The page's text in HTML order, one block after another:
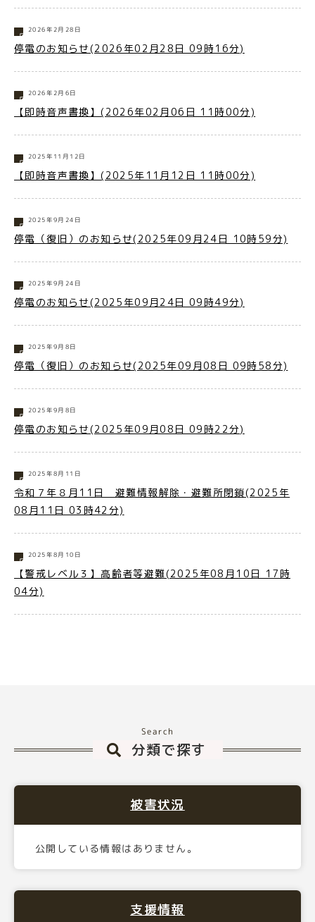
2026年2月28日
停電のお知らせ(2026年02月28日 09時16分)
2026年2月6日
【即時音声書換】(2026年02月06日 11時00分)
2025年11月12日
【即時音声書換】(2025年11月12日 11時00分)
2025年9月24日
停電（復旧）のお知らせ(2025年09月24日 10時59分)
2025年9月24日
停電のお知らせ(2025年09月24日 09時49分)
2025年9月8日
停電（復旧）のお知らせ(2025年09月08日 09時58分)
2025年9月8日
停電のお知らせ(2025年09月08日 09時22分)
2025年8月11日
令和７年８月11日 避難情報解除・避難所閉鎖(2025年
08月11日 03時42分)
2025年8月10日
【警戒レベル３】高齢者等避難(2025年08月10日 17時
04分)
Search
分類で探す
被害状況
公開している情報はありません。
支援情報